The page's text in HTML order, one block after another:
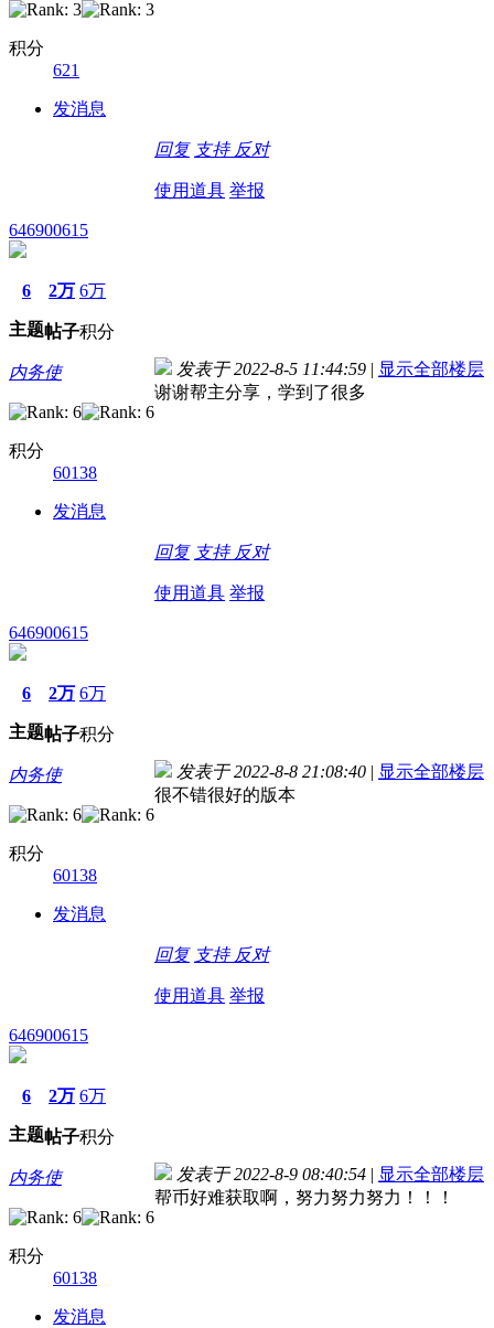
积分
621
发消息
回复 支持 反对
使用道具 举报
646900615
6
主题
2万
帖子
6万
积分
内务使
积分
60138
发消息
发表于 2022-8-5 11:44:59 | 显示全部楼层
谢谢帮主分享，学到了很多
回复 支持 反对
使用道具 举报
646900615
6
主题
2万
帖子
6万
积分
内务使
积分
60138
发消息
发表于 2022-8-8 21:08:40 | 显示全部楼层
很不错很好的版本
回复 支持 反对
使用道具 举报
646900615
6
主题
2万
帖子
6万
积分
内务使
积分
60138
发消息
发表于 2022-8-9 08:40:54 | 显示全部楼层
帮币好难获取啊，努力努力努力！！！